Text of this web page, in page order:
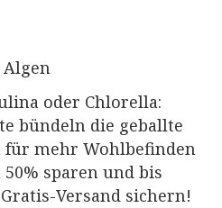
Algen
oder Chlorella:
bündeln die geballte
mehr Wohlbefinden
50% sparen und bis
Gratis-Versand sichern!